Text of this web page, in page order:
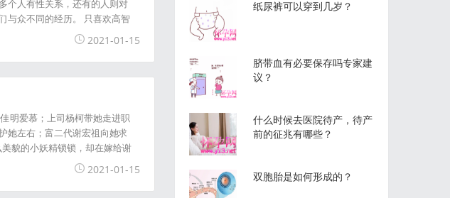
个人有性关系，还有的人则对
与众不同的经历。 只喜欢高智
2021-01-15
明爱慕；上司杨柯带她走进职
她左右；富二代谢宏祖向她求
貌的小妖精锁锁，却在嫁给谢
2021-01-15
纸尿裤可以穿到几岁？
脐带血有必要保存吗专家建
议？
什么时候去医院待产，待产
前的征兆有哪些？
双胞胎是如何形成的？